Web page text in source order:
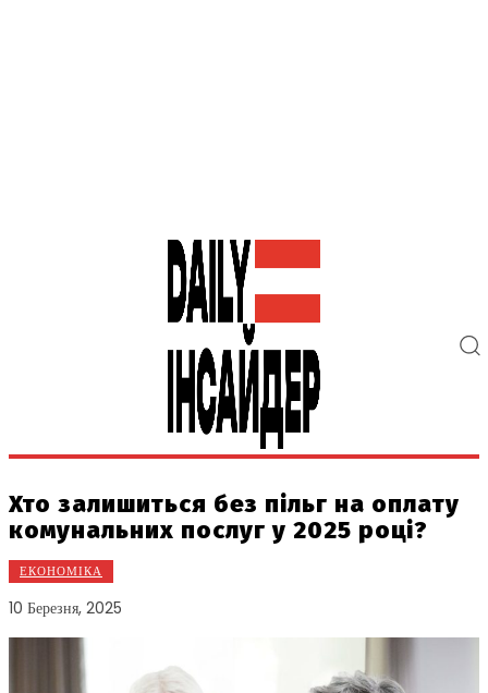
Хто залишиться без пільг на оплату
комунальних послуг у 2025 році?
ЕКОНОМІКА
10 Березня, 2025